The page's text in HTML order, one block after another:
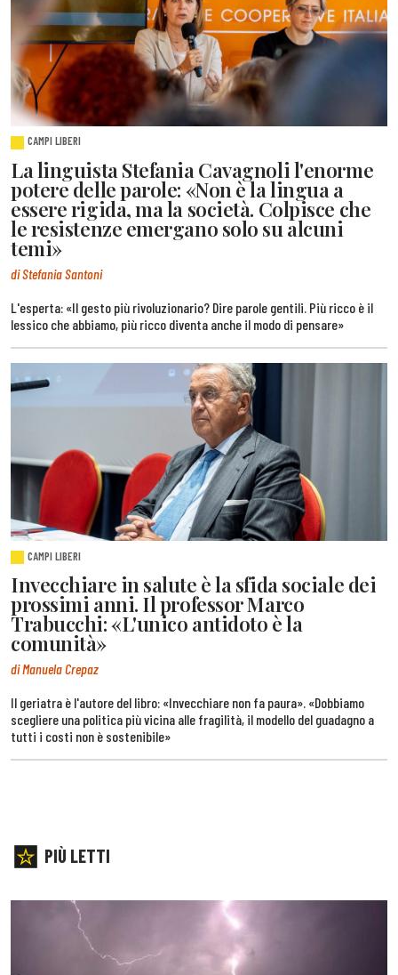
CAMPI LIBERI
La linguista Stefania Cavagnoli l'enorme
potere delle parole: «Non è la lingua a
essere rigida, ma la società. Colpisce che
le resistenze emergano solo su alcuni
temi»
di Stefania Santoni
L'esperta: «Il gesto più rivoluzionario? Dire parole gentili. Più ricco è il
lessico che abbiamo, più ricco diventa anche il modo di pensare»
CAMPI LIBERI
Invecchiare in salute è la sfida sociale dei
prossimi anni. Il professor Marco
Trabucchi: «L'unico antidoto è la
comunità»
di Manuela Crepaz
Il geriatra è l'autore del libro: «Invecchiare non fa paura». «Dobbiamo
scegliere una politica più vicina alle fragilità, il modello del guadagno a
tutti i costi non è sostenibile»
PIÙ LETTI